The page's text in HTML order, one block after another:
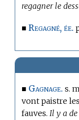
regagner le
■Regagné, ée.
■ Gagnage. s.
vont paistre
fauves.Il y a de